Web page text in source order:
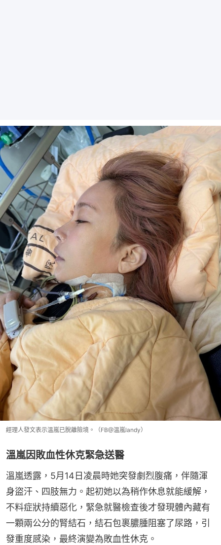
經理人發文表示溫嵐已脫離險境。（FB@温嵐landy）
溫嵐因敗血性休克緊急送醫
溫嵐透露，5月14日凌晨時她突發劇烈腹痛，伴隨渾
身盜汗、四肢無力。起初她以為稍作休息就能緩解，
不料症狀持續惡化，緊急就醫檢查後才發現體內藏有
一顆兩公分的腎結石，結石包裹膿腫阻塞了尿路，引
發重度感染，最終演變為敗血性休克。